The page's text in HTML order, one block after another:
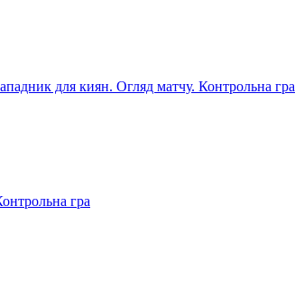
для киян. Огляд матчу. Контрольна гра
гра